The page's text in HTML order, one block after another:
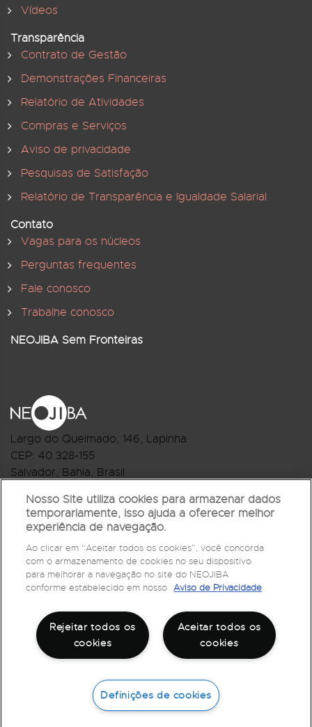
Vídeos
Transparência
Contrato de Gestão
Demonstrações Financeiras
Relatório de Atividades
Compras e Serviços
Aviso de privacidade
Pesquisas de Satisfação
Relatório de Transparência e Igualdade Salarial
Contato
Vagas para os núcleos
Perguntas frequentes
Fale conosco
Trabalhe conosco
NEOJIBA Sem Fronteiras
Largo do Queimado, 146, Lapinha
CEP: 40.328-155
Salvador, Bahia, Brasil
R.Monte Castelo Nº 62, Bairro Barbalho
CEP: 40.301-210
Salvador, Bahia, Brasil
Telefone:(71) 3032-1073
2026Todos os direitos reservados
Nosso Site utiliza cookies para armazenar dados
temporariamente, isso ajuda a oferecer melhor
experiência de navegação.
Ao clicar em “Aceitar todos os cookies”, você concorda
com o armazenamento de cookies no seu dispositivo
para melhorar a navegação no site do NEOJIBA
conforme estabelecido em nosso Aviso de Privacidade
Aceitar todos os
cookies
Rejeitar todos os
cookies
Definições de cookies